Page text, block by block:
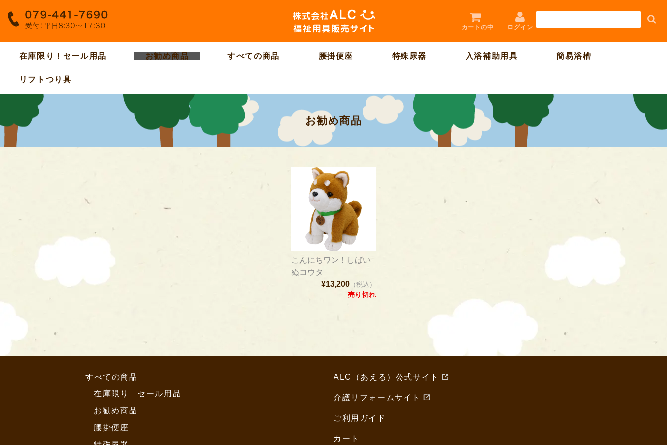
カートの中 ログイン
在庫限り！セール用品 お勧め商品 すべての商品 腰掛便座 特殊尿器 入浴補助用具 簡易浴槽
リフトつり具
お勧め商品
こんにちワン！しばい
ぬコウタ
¥13,200 （税込）
売り切れ
すべての商品
在庫限り！セール用品
お勧め商品
腰掛便座
ALC（あえる）公式サイト
介護リフォームサイト
ご利用ガイド
カート